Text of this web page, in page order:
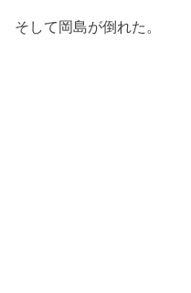
そして岡島が倒れた。